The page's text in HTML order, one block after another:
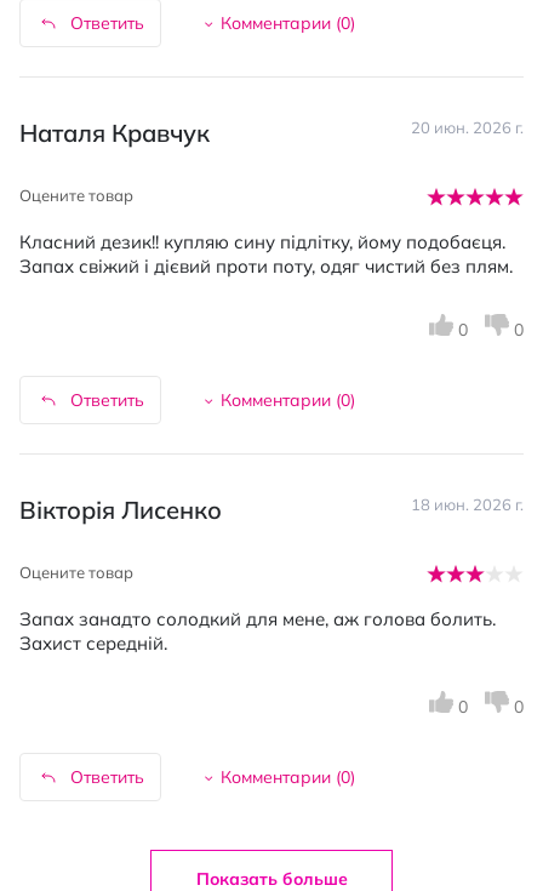
Ответить Комментарии (0)
Наталя Кравчук 20 июн. 2026 г.
Оцените товар
Класний дезик!! купляю сину підлітку, йому подобаєця.
Запах свіжий і дієвий проти поту, одяг чистий без плям.
Ответить Комментарии (0)
0 0
Вікторія Лисенко 18 июн. 2026 г.
Оцените товар
Запах занадто солодкий для мене, аж голова болить.
Захист середній.
Ответить Комментарии (0)
0 0
Показать больше